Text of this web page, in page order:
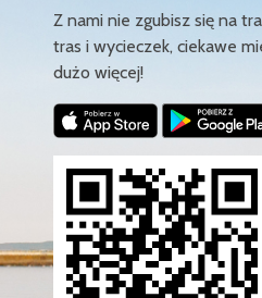
Z nami nie zgubisz się na
tras i wycieczek, ciekawe
dużo więcej!